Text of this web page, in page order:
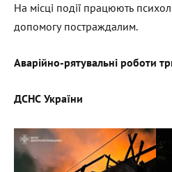
На місці події працюють
допомогу постраждалим.
Аварійно-рятувальні роботи
ДСНС України